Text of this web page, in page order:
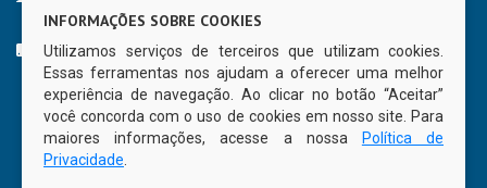
CURTA NOSSA FAN PAGE
INFORMAÇÕES SOBRE COOKIES
Utilizamos serviços de terceiros que utilizam cookies.
Essas ferramentas nos ajudam a oferecer uma melhor
experiência de navegação. Ao clicar no botão “Aceitar”
você concorda com o uso de cookies em nosso site. Para
maiores informações, acesse a nossa
Política de
Privacidade